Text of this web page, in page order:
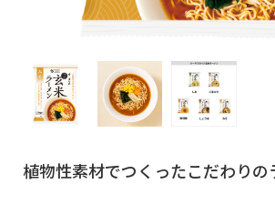
植物性素材でつくったこだわりの